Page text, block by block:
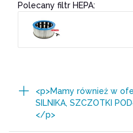
Polecany filtr HEPA:
<p>Mamy również w
SILNIKA, SZCZOTKI
</p>